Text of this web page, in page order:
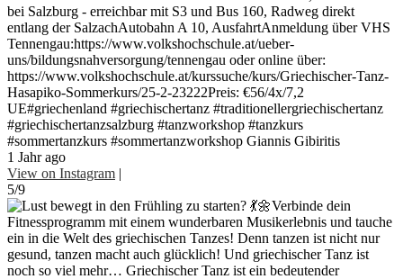
bei Salzburg - erreichbar mit S3 und Bus 160, Radweg direkt
entlang der SalzachAutobahn A 10, AusfahrtAnmeldung über VHS
Tennengau:https://www.volkshochschule.at/ueber-
uns/bildungsnahversorgung/tennengau oder online über:
https://www.volkshochschule.at/kurssuche/kurs/Griechischer-Tanz-
Hasapiko-Sommerkurs/25-2-23222Preis: €56/4x/7,2
UE#griechenland #griechischertanz #traditionellergriechischertanz
#griechischertanzsalzburg #tanzworkshop #tanzkurs
#sommertanzkurs #sommertanzworkshop Giannis Gibiritis
1 Jahr ago
View on Instagram |
5/9